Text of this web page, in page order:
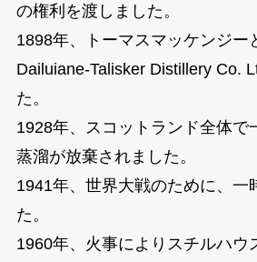
の権利を渡しました。
1898年、トーマスマッケンジー
Dailuiane-Talisker Distillery Co.
た。
1928年、スコットランド全体で
蒸溜が放棄されました。
1941年、世界大戦のために、一
た。
1960年、火事によりスチルハウ